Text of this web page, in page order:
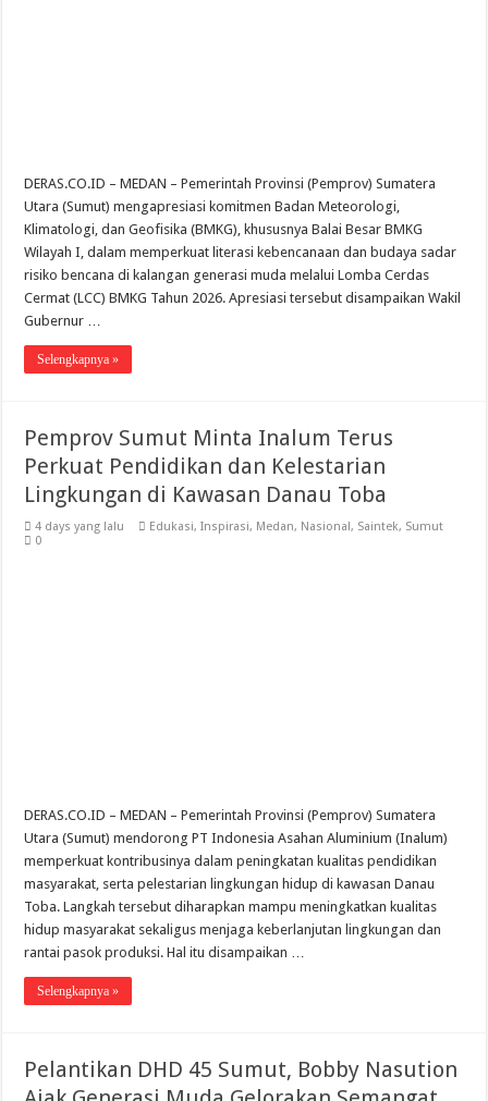
DERAS.CO.ID – MEDAN – Pemerintah Provinsi (Pemprov) Sumatera
Utara (Sumut) mengapresiasi komitmen Badan Meteorologi,
Klimatologi, dan Geofisika (BMKG), khususnya Balai Besar BMKG
Wilayah I, dalam memperkuat literasi kebencanaan dan budaya sadar
risiko bencana di kalangan generasi muda melalui Lomba Cerdas
Cermat (LCC) BMKG Tahun 2026. Apresiasi tersebut disampaikan Wakil
Gubernur …
Selengkapnya »
Pemprov Sumut Minta Inalum Terus
Perkuat Pendidikan dan Kelestarian
Lingkungan di Kawasan Danau Toba
4 days yang lalu Edukasi,Inspirasi, Medan, Nasional, Saintek, Sumut
0
DERAS.CO.ID – MEDAN – Pemerintah Provinsi (Pemprov) Sumatera
Utara (Sumut) mendorong PT Indonesia Asahan Aluminium (Inalum)
memperkuat kontribusinya dalam peningkatan kualitas pendidikan
masyarakat, serta pelestarian lingkungan hidup di kawasan Danau
Toba. Langkah tersebut diharapkan mampu meningkatkan kualitas
hidup masyarakat sekaligus menjaga keberlanjutan lingkungan dan
rantai pasok produksi. Hal itu disampaikan …
Selengkapnya »
Pelantikan DHD 45 Sumut, Bobby Nasution